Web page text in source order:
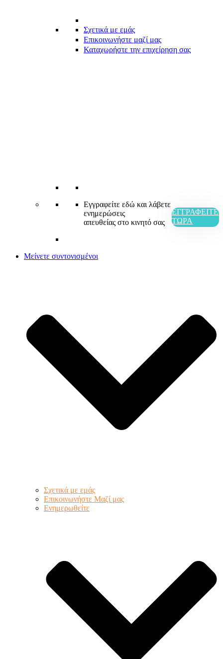
Σχετικά με εμάς
Επικοινωνήστε μαζί μας
Καταχωρήστε την επιχείρηση σας
Εγγραφείτε εδώ και λάβετε
ενημερώσεις
απευθείας στο κινητό σας
ΕΓΓΡΑΦΕΊΤΕ
ΤΏΡΑ
Μείνετε συντονισμένοι
Σχετικά με εμάς
Επικοινωνήστε Μαζί μας
Ενημερωθείτε